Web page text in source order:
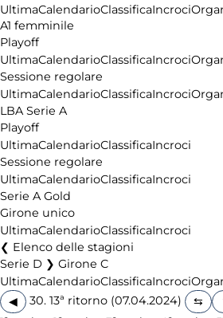
UltimaCalendarioClassificaIncroci
A1 femminile
Playoff
UltimaCalendarioClassificaIncroci
Sessione regolare
UltimaCalendarioClassificaIncroci
LBA Serie A
Playoff
UltimaCalendarioClassificaIncroci
Sessione regolare
UltimaCalendarioClassificaIncroci
Serie A Gold
Girone unico
UltimaCalendarioClassificaIncroci
Elenco delle stagioni
Serie D ❯ Girone C
UltimaCalendarioClassificaIncroci
◀
30. 13ª ritorno (07.04.2024)